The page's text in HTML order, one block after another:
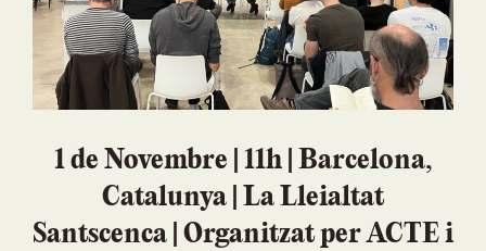
1 de Novembre | 11h | Barcelona,
Catalunya | La Lleialtat
Santscenca | Organitzat per ACTE i